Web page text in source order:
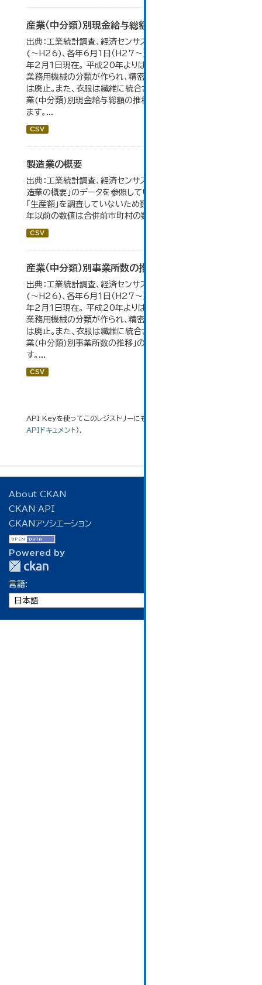
産業（中分類）別現金給与総額の推移
出典：工業統計調査、経済センサス。 各年12月31日現在
(～H26)、各年6月1日（H27～）・平成23年のみ平成24
年2月1日現在。 平成20年よりはん用機械、生産用機械、
業務用機械の分類が作られ、精密機械、一般用機械の分類
は廃止。また、衣服は繊維に統合された。 大仙市の統計「産
業(中分類)別現金給与総額の推移」のデータを参照してい
ます。...
CSV
製造業の概要
出典：工業統計調査、経済センサス。 大仙市の統計「5-7 製
造業の概要」のデータを参照しています。 2007年以前は
「生産額」を調査していないため数値はありません。 2004
年以前の数値は合併前市町村の数値を合算したものです。
CSV
産業（中分類）別事業所数の推移
出典：工業統計調査、経済センサス。各年12月31日現在
(～H26)、各年6月1日（H27～）・平成23年のみ平成24
年2月1日現在。 平成20年よりはん用機械、生産用機械、
業務用機械の分類が作られ、精密機械、一般用機械の分類
は廃止。また、衣服は繊維に統合された。 大仙市の統計「産
業(中分類)別事業所数の推移」のデータを参照していま
す。...
CSV
API Keyを使ってこのレジストリーにもアクセス可能です
APIドキュメント).
About CKAN
CKAN API
CKANアソシエーション
Powered by
言語